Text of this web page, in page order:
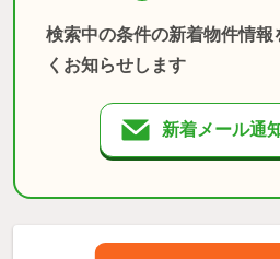
検索中の条件の新着物件情報
くお知らせします
新着メール通